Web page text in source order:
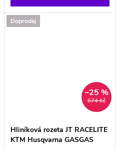
Doprodej
674 Kč
–25 %
Hliníková rozeta JT RACELITE
KTM Husqvarna GASGAS